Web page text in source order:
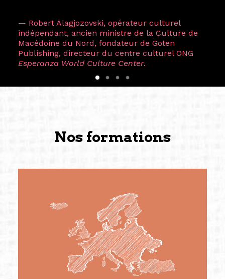
— Robert Alagjozovski, opérateur culturel
indépendant, ancien ministre de la Culture de
Macédoine du Nord, fondateur de Goten
Publishing, directeur du centre culturel ONG
Esperanza World Culture Center.
Nos formations